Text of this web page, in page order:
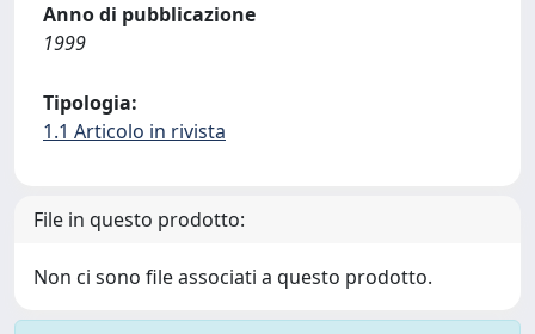
Anno di pubblicazione
1999
Tipologia:
1.1 Articolo in rivista
File in questo prodotto:
Non ci sono file associati a questo prodotto.